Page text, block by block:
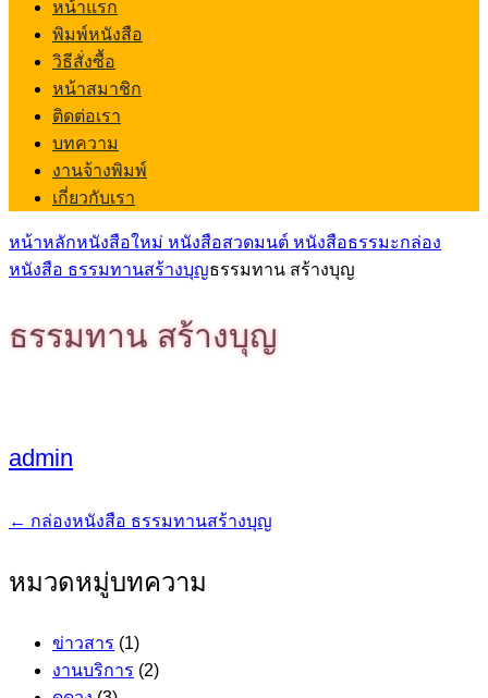
หน้าแรก
พิมพ์หนังสือ
วิธีสั่งซื้อ
หน้าสมาชิก
ติดต่อเรา
บทความ
งานจ้างพิมพ์
เกี่ยวกับเรา
หน้าหลักหนังสือใหม่ หนังสือสวดมนต์ หนังสือธรรมะกล่อง
หนังสือ ธรรมทานสร้างบุญธรรมทาน สร้างบุญ
ธรรมทาน สร้างบุญ
admin
แนะแนว
เรื่อง
← กล่องหนังสือ ธรรมทานสร้างบุญ
หมวดหมู่บทความ
ข่าวสาร (1)
งานบริการ (2)